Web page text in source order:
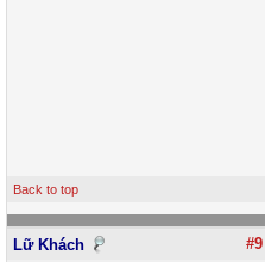
Back to top
Lữ Khách #9